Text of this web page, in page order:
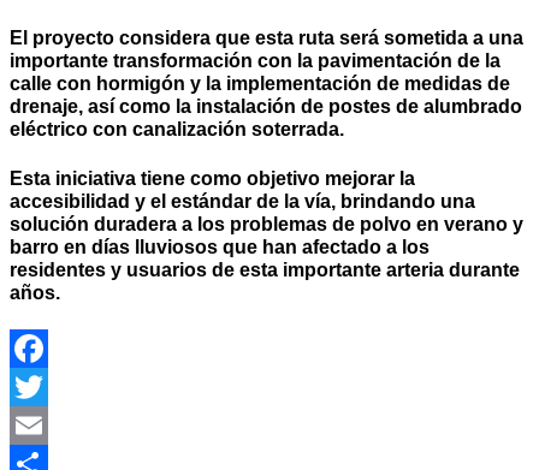
El proyecto considera que esta ruta será sometida a una
importante transformación con la pavimentación de la
calle con hormigón y la implementación de medidas de
drenaje, así como la instalación de postes de alumbrado
eléctrico con canalización soterrada.
Esta iniciativa tiene como objetivo mejorar la
accesibilidad y el estándar de la vía, brindando una
solución duradera a los problemas de polvo en verano y
barro en días lluviosos que han afectado a los
residentes y usuarios de esta importante arteria durante
años.
Facebook
Twitter
Email